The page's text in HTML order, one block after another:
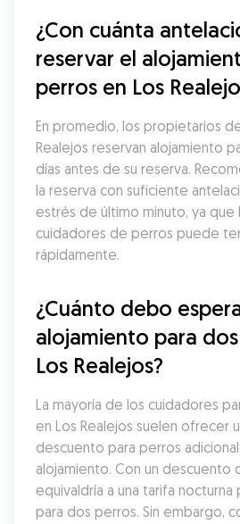
¿Con cuánta
reservar el
perros en Los
En promedio, los propietarios
Realejos reservan alojamiento
días antes de su reserva.
la reserva con suficiente
estrés de último minuto, ya
cuidadores de perros puede
rápidamente.
¿Cuánto debo
alojamiento para
Los Realejos?
La mayoría de los cuidadores
en Los Realejos suelen ofrecer
descuento para perros
alojamiento. Con un descuento
equivaldría a una tarifa
para dos perros. Sin embargo,